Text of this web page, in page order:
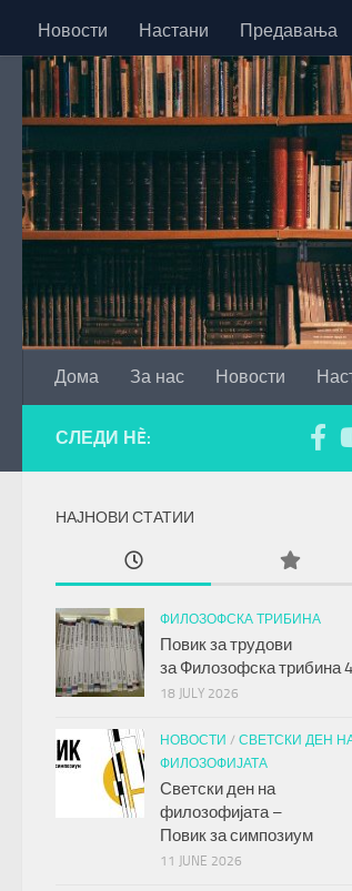
Skip to content
Новости Настани Предавања
Дома За нас Новости
СЛЕДИ НÈ:
НАЈНОВИ СТАТИИ
ФИЛОЗОФСКА ТРИБИНА
Повик за трудови
за Филозофска трибина
18 JULY 2026
НОВОСТИ / СВЕТСКИ ДЕН
ФИЛОЗОФИЈАТА
Светски ден на
филозофијата –
Повик за симпозиум
11 JUNE 2026